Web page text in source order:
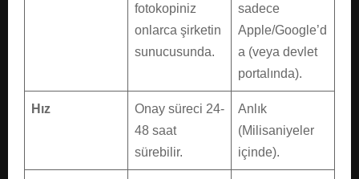
fotokopiniz
onlarca şirketin
sunucusunda.
sadece
Apple/Google’d
a (veya devlet
portalında).
Hız
Onay süreci 24-
48 saat
sürebilir.
Anlık
(Milisaniyeler
içinde).